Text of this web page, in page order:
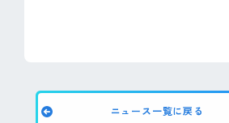
ニュース一覧に戻る